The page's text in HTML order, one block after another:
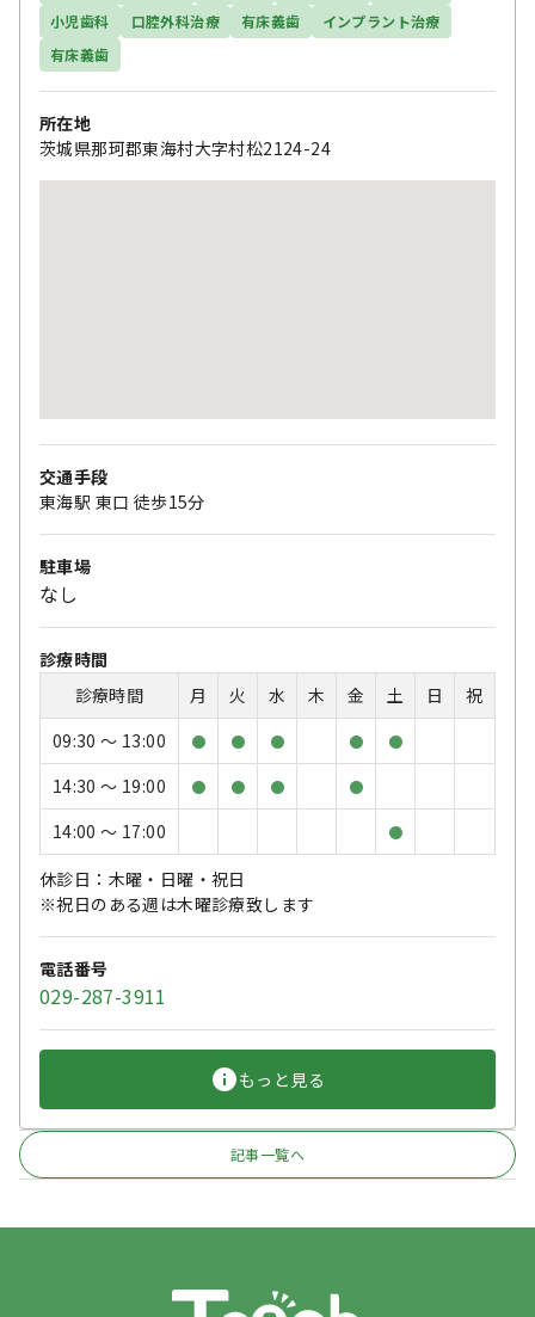
小児歯科
口腔外科治療 有床義歯
インプラント治療
有床義歯
所在地
茨城県那珂郡東海村大字村松2124-24
交通手段
東海駅 東口 徒歩15分
駐車場
なし
診療時間
診療時間
月 火 水 木 金 土 日
祝
09:30 〜 13:00
● ● ● ● ●
14:30 〜 19:00 ● ● ● ●
14:00 〜 17:00 ●
休診日：木曜・日曜・祝日
※祝日のある週は木曜診療致します
電話番号
029-287-3911
もっと見る
記事一覧へ